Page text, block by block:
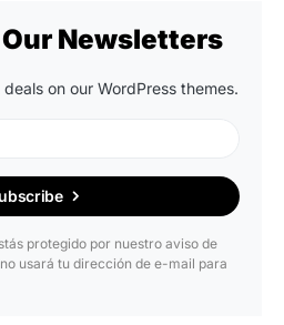
Newsletters
on our WordPress themes.
protegido por nuestro aviso de
usará tu dirección de e-mail para